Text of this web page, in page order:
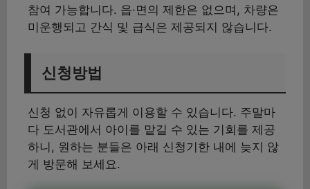
참여 가능합니다. 읍·면의 제한은 없으며, 차량은
미운행되고 간식 및 급식은 제공되지 않습니다.
신청방법
신청 없이 자유롭게 이용할 수 있습니다. 주말마
다 도서관에서 아이를 맡길 수 있는 기회를 제공
하니, 원하는 분들은 아래 신청기한 내에 늦지 않
게 방문해 보세요.